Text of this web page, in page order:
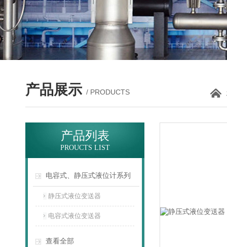
产品展示 / PRODUCTS
产品列表
PROUCTS LIST
电容式、静压式液位计系列
静压式液位变送器
电容式液位变送器
查看全部